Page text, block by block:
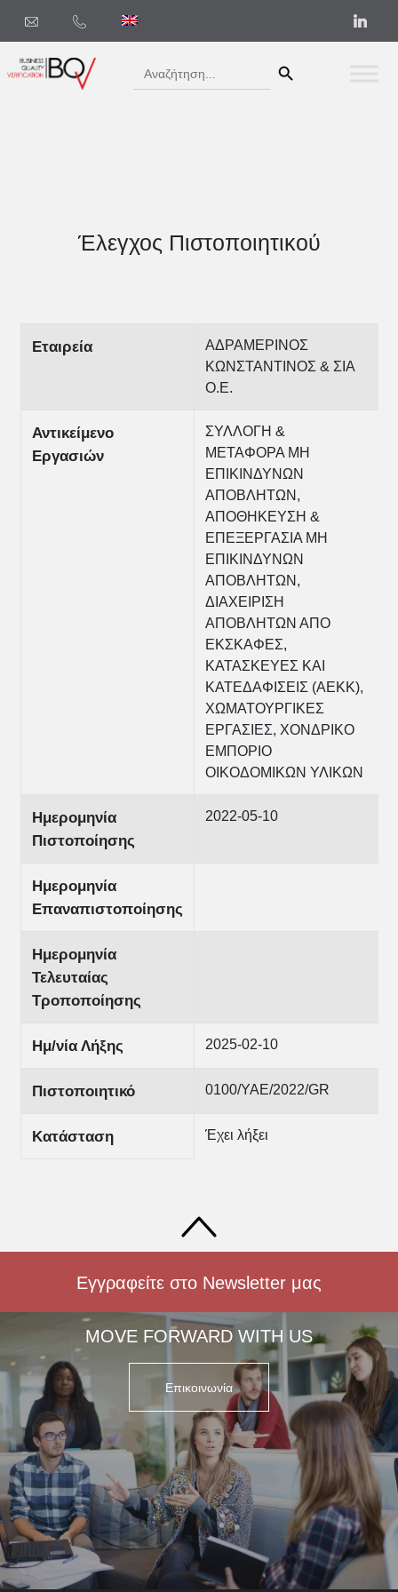
Search
for:
Έλεγχος Πιστοποιητικού
Εταιρεία
ΑΔΡΑΜΕΡΙΝΟΣ
ΚΩΝΣΤΑΝΤΙΝΟΣ & ΣΙΑ
Ο.Ε.
Αντικείμενο
Εργασιών
ΣΥΛΛΟΓΗ &
ΜΕΤΑΦΟΡΑ ΜΗ
ΕΠΙΚΙΝΔΥΝΩΝ
ΑΠΟΒΛΗΤΩΝ,
ΑΠΟΘΗΚΕΥΣΗ &
ΕΠΕΞΕΡΓΑΣΙΑ ΜΗ
ΕΠΙΚΙΝΔΥΝΩΝ
ΑΠΟΒΛΗΤΩΝ,
ΔΙΑΧΕΙΡΙΣΗ
ΑΠΟΒΛΗΤΩΝ ΑΠΟ
ΕΚΣΚΑΦΕΣ,
ΚΑΤΑΣΚΕΥΕΣ ΚΑΙ
ΚΑΤΕΔΑΦΙΣΕΙΣ (ΑΕΚΚ),
ΧΩΜΑΤΟΥΡΓΙΚΕΣ
ΕΡΓΑΣΙΕΣ, ΧΟΝΔΡΙΚΟ
ΕΜΠΟΡΙΟ
ΟΙΚΟΔΟΜΙΚΩΝ ΥΛΙΚΩΝ
Ημερομηνία
Πιστοποίησης
2022-05-10
Ημερομηνία
Επαναπιστοποίησης
Ημερομηνία
Τελευταίας
Τροποποίησης
Ημ/νία Λήξης 2025-02-10
Πιστοποιητικό 0100/ΥΑΕ/2022/GR
Κατάσταση Έχει λήξει
Εγγραφείτε στο Newsletter μας
MOVE FORWARD WITH US
Επικοινωνία